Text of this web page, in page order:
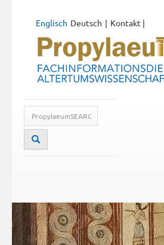
Deutsch
Englisch Kontakt |